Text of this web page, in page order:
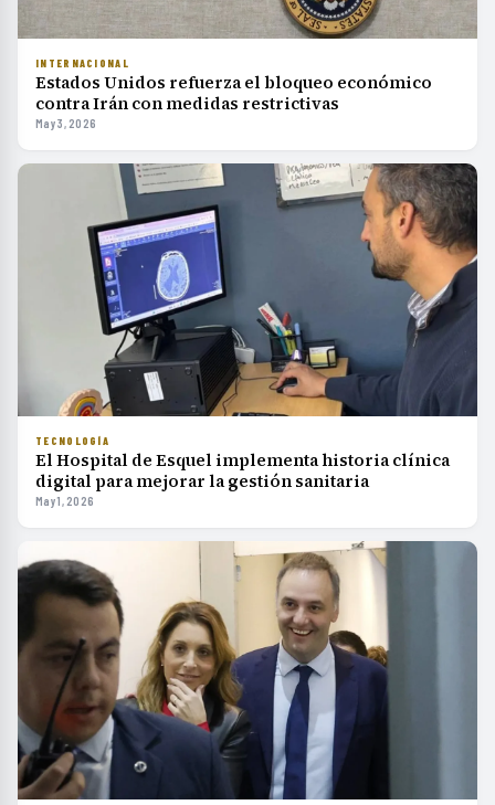
INTERNACIONAL
Estados Unidos refuerza el bloqueo económico
contra Irán con medidas restrictivas
May 3, 2026
TECNOLOGÍA
El Hospital de Esquel implementa historia clínica
digital para mejorar la gestión sanitaria
May 1, 2026